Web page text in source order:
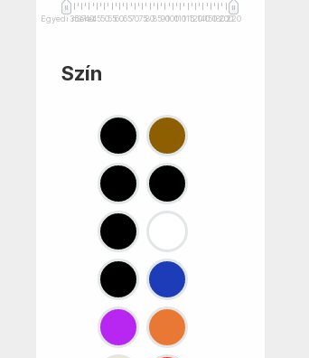
Egyedi méret
35374045505560657075808590100110115120140150180200220
Szín